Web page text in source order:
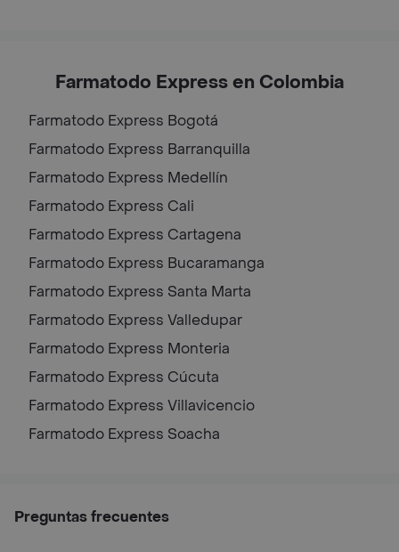
Farmatodo Express en Colombia
Farmatodo Express Bogotá
Farmatodo Express Barranquilla
Farmatodo Express Medellín
Farmatodo Express Cali
Farmatodo Express Cartagena
Farmatodo Express Bucaramanga
Farmatodo Express Santa Marta
Farmatodo Express Valledupar
Farmatodo Express Monteria
Farmatodo Express Cúcuta
Farmatodo Express Villavicencio
Farmatodo Express Soacha
Preguntas frecuentes